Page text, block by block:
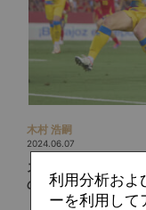
木村 浩嗣
2024.06.07
スペイン代表、
の最終メンバーを予
利用分析およ
ーを利用して